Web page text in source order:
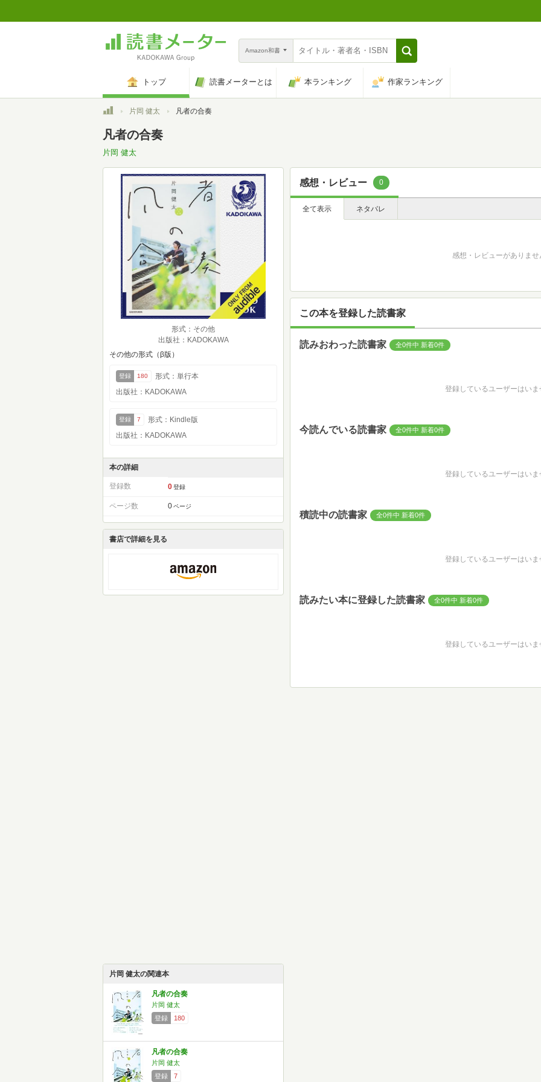
Amazon和書
トップ 読書メーターとは 本ランキング 作家ランキング
トップ片岡 健太 凡者の合奏
凡者の合奏
片岡 健太
形式：その他
出版社：KADOKAWA
その他の形式（β版）
登録 180
形式：単行本
出版社：KADOKAWA
登録 7
形式：Kindle版
出版社：KADOKAWA
本の詳細
登録数 0 登録
ページ数 0 ページ
書店で詳細を見る
片岡 健太の関連本
凡者の合奏
片岡 健太
登録
180
凡者の合奏
片岡 健太
登録
7
感想・レビュー 0
全て表示 ネタバレ
感想・レビューがありませ
この本を登録した読書家
読みおわった読書家 全0件中 新着0件
登録しているユーザーはいま
今読んでいる読書家 全0件中 新着0件
登録しているユーザーはいま
積読中の読書家 全0件中 新着0件
登録しているユーザーはいま
読みたい本に登録した読書家 全0件中 新着0件
登録しているユーザーはいま